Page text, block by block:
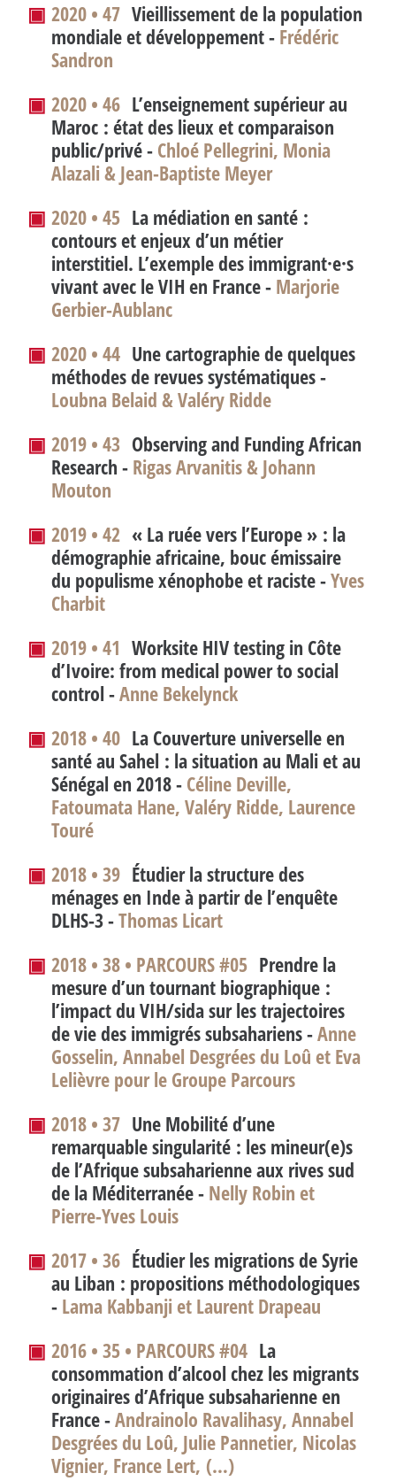
▣ 2020 • 47 Vieillissement de la population
mondiale et développement -Frédéric
Sandron
▣ 2020 • 46 L’enseignement supérieur au
Maroc : état des lieux et comparaison
public/privé -Chloé Pellegrini, Monia
Alazali & Jean-Baptiste Meyer
▣ 2020 • 45 La médiation en santé :
contours et enjeux d’un métier
interstitiel. L’exemple des immigrant·e·s
vivant avec le VIH en France -Marjorie
Gerbier-Aublanc
▣ 2020 • 44 Une cartographie de quelques
méthodes de revues systématiques -
Loubna Belaid & Valéry Ridde
▣ 2019 • 43 Observing and Funding African
Research-Rigas Arvanitis & Johann
Mouton
▣ 2019 • 42 «La ruée vers l’Europe» : la
démographie africaine, bouc émissaire
du populisme xénophobe et raciste -Yves
Charbit
▣ 2019 • 41 Worksite HIV testing in Côte
d’Ivoire: from medical power to social
control-Anne Bekelynck
▣ 2018 • 40 La Couverture universelle en
santé au Sahel : la situation au Mali et au
Sénégal en 2018 -Céline Deville,
Fatoumata Hane, Valéry Ridde, Laurence
Touré
▣ 2018 • 39 Étudier la structure des
ménages en Inde à partir de l’enquête
DLHS-3 -Thomas Licart
▣ 2018 • 38 • PARCOURS #05 Prendre la
mesure d’un tournant biographique :
l’impact du VIH/sida sur les trajectoires
de vie des immigrés subsahariens -Anne
Gosselin, Annabel Desgrées du Loû et Eva
Lelièvre pour le Groupe Parcours
▣ 2018 • 37 Une Mobilité d’une
remarquable singularité : les mineur(e)s
de l’Afrique subsaharienne aux rives sud
de la Méditerranée -Nelly Robin et
Pierre-Yves Louis
▣ 2017 • 36 Étudier les migrations de Syrie
au Liban : propositions méthodologiques
-Lama Kabbanji et Laurent Drapeau
▣ 2016 • 35 • PARCOURS #04 La
consommation d’alcool chez les migrants
originaires d’Afrique subsaharienne en
France -Andrainolo Ravalihasy, Annabel
Desgrées du Loû, Julie Pannetier, Nicolas
Vignier, France Lert, (…)